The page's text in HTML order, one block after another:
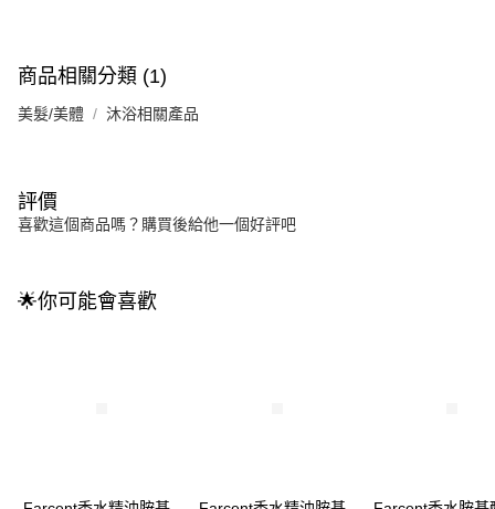
商品相關分類 (1)
美髮/美體 沐浴相關產品
評價
喜歡這個商品嗎？購買後給他一個好評吧
🌟你可能會喜歡